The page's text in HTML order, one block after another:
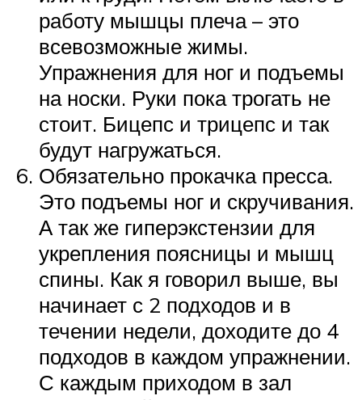
работу мышцы плеча – это
всевозможные жимы.
Упражнения для ног и подъемы
на носки. Руки пока трогать не
стоит. Бицепс и трицепс и так
будут нагружаться.
Обязательно прокачка пресса.
Это подъемы ног и скручивания.
А так же гиперэкстензии для
укрепления поясницы и мышц
спины. Как я говорил выше, вы
начинает с 2 подходов и в
течении недели, доходите до 4
подходов в каждом упражнении.
С каждым приходом в зал